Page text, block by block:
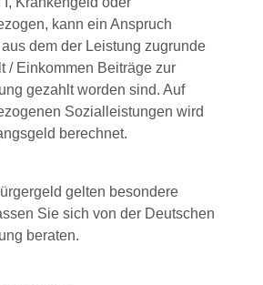
kann ein Anspruch
dem der Leistung zugrunde
/ Einkommen Beiträge zur
gezahlt worden sind. Auf
Sozialleistungen wird
berechnet.
gelten besondere
Sie sich von der Deutschen
beraten.